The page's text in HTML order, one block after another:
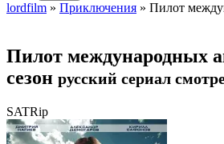
lordfilm » Приключения » Пилот
Пилот международных
сезон русский сериал
SATRip